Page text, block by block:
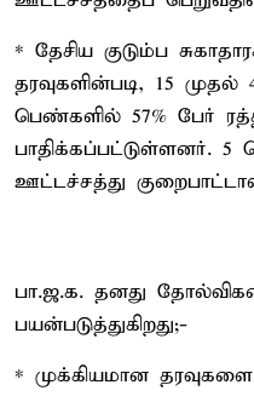
* தேசிய குடும்ப
தரவுகளின்படி, 15 முதல்
பெண்களில் 57% பேர்
பாதிக்கப்பட்டுள்ளனர்.
ஊட்டச்சத்து
பா.ஜ.க. தனது
பயன்படுத்துகிறது;-
* முக்கியமான